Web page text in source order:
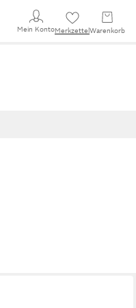
Mein KontoMerkzettel Warenkorb